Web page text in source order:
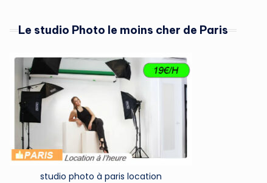
Le studio Photo le moins cher de Paris
studio photo à paris location